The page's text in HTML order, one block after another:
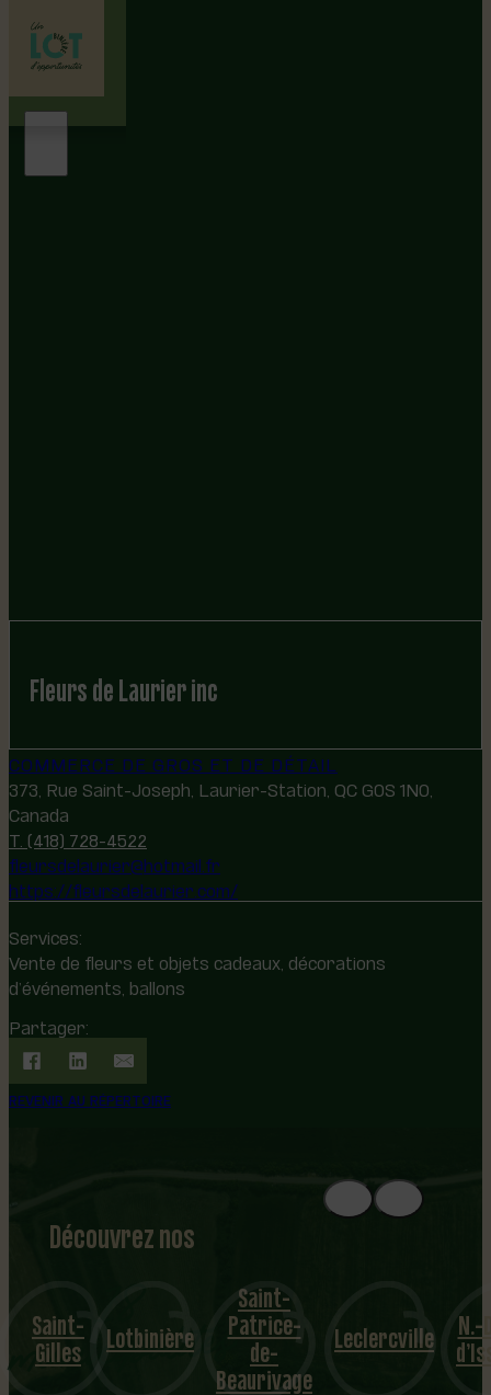
Fleurs de Laurier inc
COMMERCE DE GROS ET DE DÉTAIL
373, Rue Saint-Joseph, Laurier-Station, QC G0S 1N0,
Canada
T. (418) 728-4522
fleursdelaurier@hotmail.fr
https://fleursdelaurier.com/
Services:
Vente de fleurs et objets cadeaux, décorations
d’événements, ballons
Partager:
REVENIR AU RÉPERTOIRE
Découvrez nos
1
8
mu
nicipalités
Saint-
Gilles Lotbinière
Saint-
Patrice-
de-
Beaurivage
Leclercville N.-